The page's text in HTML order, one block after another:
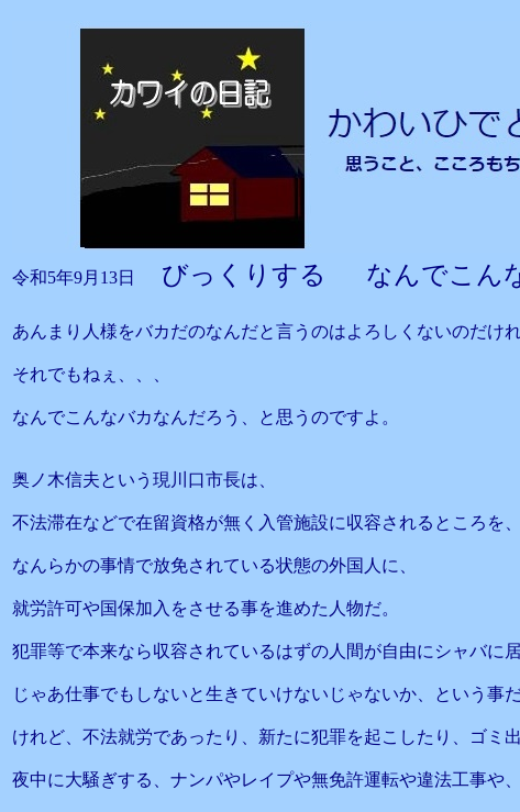
令和5年9月13日 びっくりする なんでこん
あんまり人様をバカだのなんだと言うのはよろしくないのだけれ
それでもねぇ、、、
なんでこんなバカなんだろう、と思うのですよ。
奥ノ木信夫という現川口市長は、
不法滞在などで在留資格が無く入管施設に収容されるところを、
なんらかの事情で放免されている状態の外国人に、
就労許可や国保加入をさせる事を進めた人物だ。
犯罪等で本来なら収容されているはずの人間が自由にシャバに
じゃあ仕事でもしないと生きていけないじゃないか、という事だ
けれど、不法就労であったり、新たに犯罪を起こしたり、ゴミ
夜中に大騒ぎする、ナンパやレイプや無免許運転や違法工事や、